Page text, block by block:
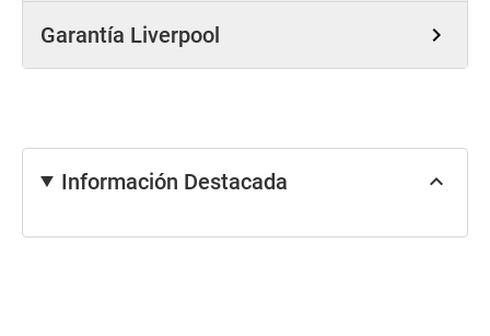
Garantía Liverpool chevron_right
Información Destacada keyboard_arrow_up